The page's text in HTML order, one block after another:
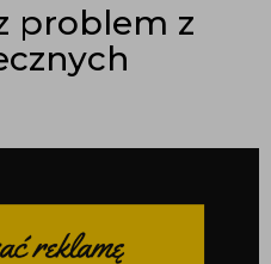
problem z